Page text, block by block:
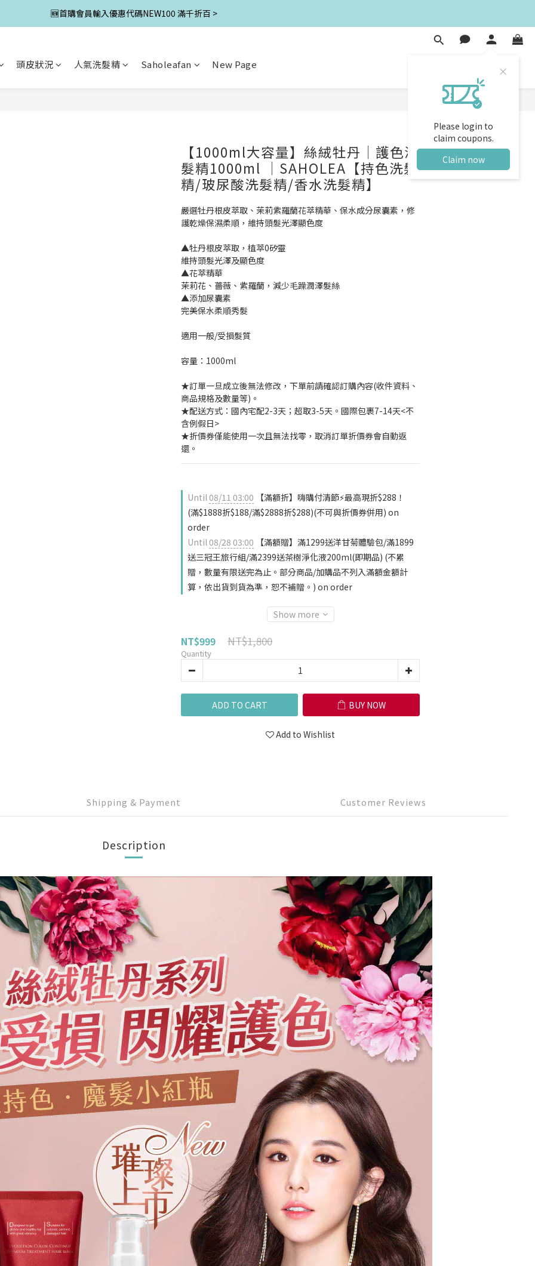
🆕首購會員輸入優惠代碼NEW100 滿千折百 >
Please login to
claim coupons.
Claim now
頭皮狀況 人氣洗髮精 Saholeafan New Page
【1000ml大容量】絲絨牡丹│護色洗
髮精1000ml │SAHOLEA【持色洗髮
精/玻尿酸洗髮精/香水洗髮精】
嚴選牡丹根皮萃取、茉莉紫羅蘭花萃精華、保水成分尿囊素，修
護乾燥保濕柔順，維持頭髮光澤顯色度
▲牡丹根皮萃取，植萃0矽靈
維持頭髮光澤及顯色度
▲花萃精華
茉莉花、薔薇、紫羅蘭，減少毛躁潤澤髮絲
▲添加尿囊素
完美保水柔順秀髮
適用一般/受損髮質
容量：1000ml
★訂單一旦成立後無法修改，下單前請確認訂購內容(收件資料、
商品規格及數量等)。
★配送方式：國內宅配2-3天；超取3-5天。國際包裹7-14天<不
含例假日>
★折價券僅能使用一次且無法找零，取消訂單折價券會自動返
還。
Until08/11 03:00 【滿額折】嗨購付清節⚡最高現折$288！
(滿$1888折$188/滿$2888折$288)(不可與折價券併用) on
order
Until08/28 03:00 【滿額贈】滿1299送洋甘菊體驗包/滿1899
送三冠王旅行組/滿2399送茶樹淨化液200ml(即期品) (不累
贈，數量有限送完為止。部分商品/加購品不列入滿額金額計
算，依出貨到貨為準，恕不補贈。) on order
Show more
NT$999 NT$1,800
Quantity
ADD TO CART BUY NOW
Add to Wishlist
Shipping & Payment Customer Reviews
Description